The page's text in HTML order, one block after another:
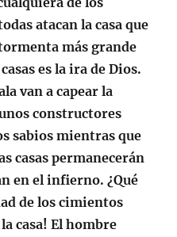
atacan la casa que
más grande
es la ira de Dios.
van a capear la
constructores
sabios mientras que
casas permanecerán
en el infierno. ¿Qué
de los cimientos
casa! El hombre